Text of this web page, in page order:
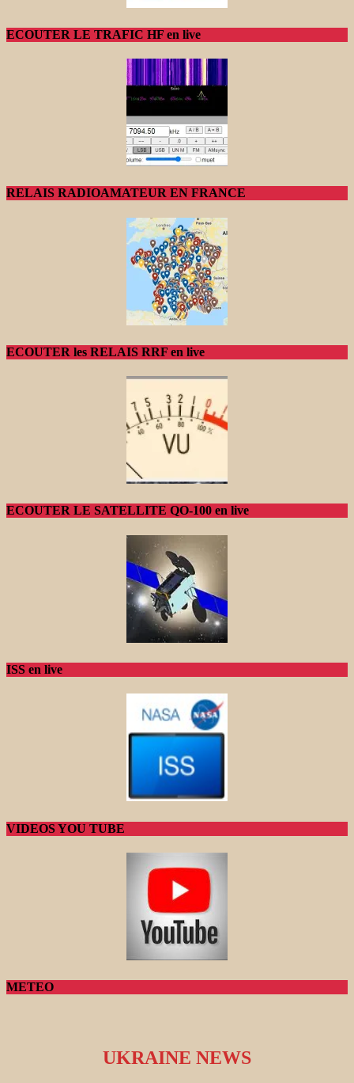
ECOUTER LE TRAFIC HF en live
RELAIS RADIOAMATEUR EN FRANCE
ECOUTER les RELAIS RRF en live
ECOUTER LE SATELLITE QO-100 en live
ISS en live
VIDEOS YOU TUBE
METEO
UKRAINE NEWS